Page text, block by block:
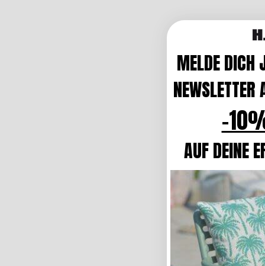
MELDE DICH
NEWSLETTER
-
AUF DEINE